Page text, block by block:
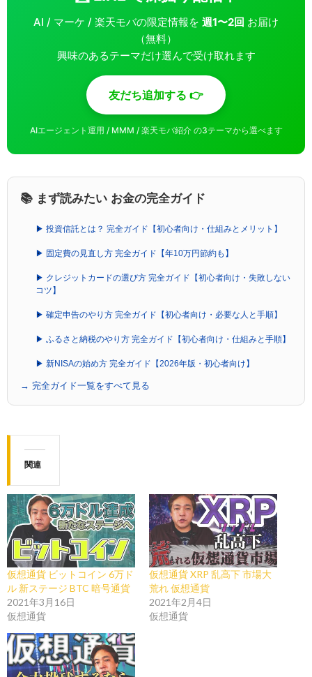
AI / マーケ / 楽天モバの限定情報を 週1〜2回 お届け
（無料）
興味のあるテーマだけ選んで受け取れます
友だち追加する 👉
AIエージェント運用 / MMM / 楽天モバ紹介 の3テーマから選べます
📚 まず読みたい お金の完全ガイド
▶ 投資信託とは？ 完全ガイド【初心者向け・仕組みとメリット】
▶ 固定費の見直し方 完全ガイド【年10万円節約も】
▶ クレジットカードの選び方 完全ガイド【初心者向け・失敗しない
コツ】
▶ 確定申告のやり方 完全ガイド【初心者向け・必要な人と手順】
▶ ふるさと納税のやり方 完全ガイド【初心者向け・仕組みと手順】
▶ 新NISAの始め方 完全ガイド【2026年版・初心者向け】
→ 完全ガイド一覧をすべて見る
関連
仮想通貨 ビットコイン 6万ド
ル 新ステージ BTC 暗号通貨
2021年3月16日
仮想通貨
仮想通貨 XRP 乱高下 市場大
荒れ 仮想通貨
2021年2月4日
仮想通貨